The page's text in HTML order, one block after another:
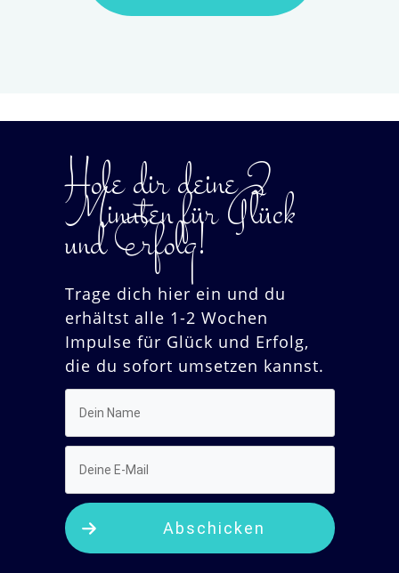
Hole dir deine 2
Minuten für Glück
und Erfolg!
Trage dich hier ein und du
erhältst alle 1-2 Wochen
Impulse für Glück und Erfolg,
die du sofort umsetzen kannst.
Abschicken